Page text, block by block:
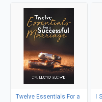
Twelve Essentials For a
I